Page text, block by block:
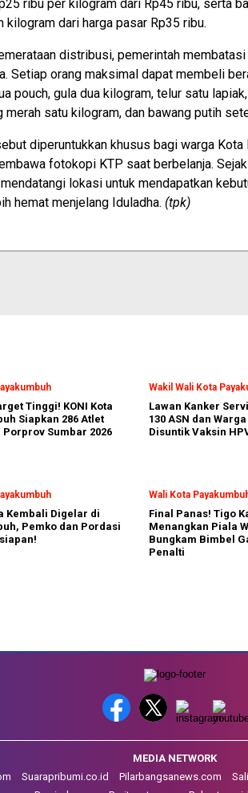
ribu per kilogram dari Rp45 ribu, serta
kilogram dari harga pasar Rp35 ribu.
distribusi, pemerintah
Setiap orang maksimal dapat membeli
pouch, gula dua kilogram, telur satu
merah satu kilogram, dan bawang putih
diperuntukkan khusus bagi warga Kota
fotokopi KTP saat berbelanja.
lokasi untuk mendapatkan
hemat menjelang Iduladha. (tpk)
Tinggi! KONI Kota
Siapkan 286 Atlet
Sumbar 2026
Wakil Wali Kota
Lawan Kanker
130 ASN dan
Disuntik Vaksin
Kembali Digelar di
Pemko dan Pordasi
Wali Kota
Final Panas! Tigo
Menangkan Piala
Bungkam Bimbel
Penalti
MEDIA NETWORK
Suarapribumi.co.id Pilarbangsanews.com